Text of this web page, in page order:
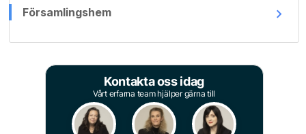
Församlingshem
Kontakta oss idag
Vårt erfarna team hjälper gärna till